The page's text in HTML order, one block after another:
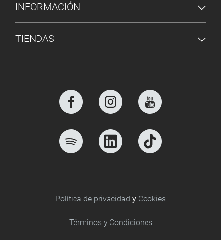
INFORMACIÓN
TIENDAS
Footer bottomPolítica de privacidad y Cookies
Términos y Condiciones